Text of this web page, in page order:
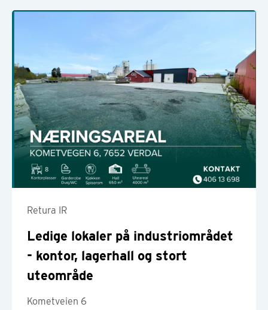
Retura IR
Ledige lokaler på industriområdet
- kontor, lagerhall og stort
uteområde
Kometveien 6